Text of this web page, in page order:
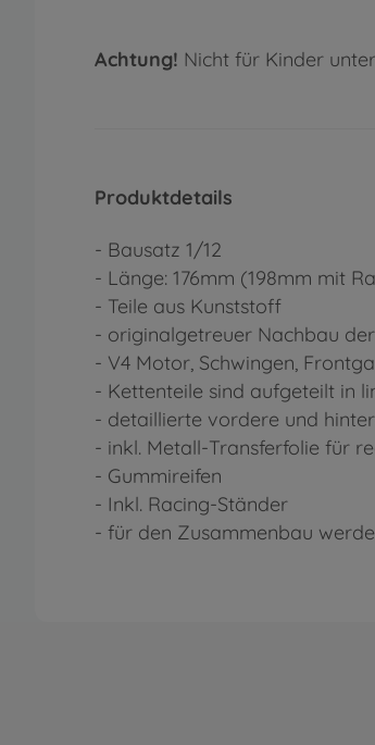
Achtung! Nicht für Kinder
Produktdetails
- Bausatz 1/12
- Länge: 176mm (198mm mit
- Teile aus Kunststoff
- originalgetreuer Nachbau
- V4 Motor, Schwingen,
- Kettenteile sind aufgeteilt in
- detaillierte vordere und
- inkl. Metall-Transferfolie für
- Gummireifen
- Inkl. Racing-Ständer
- für den Zusammenbau